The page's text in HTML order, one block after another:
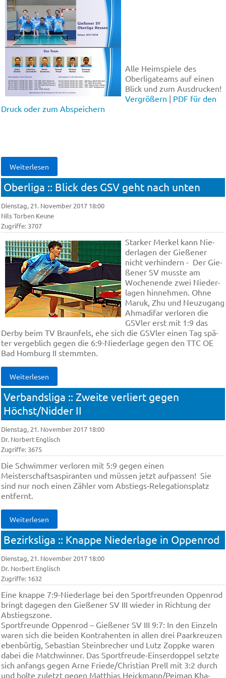
Alle Heimspiele des
Oberligateams auf einen
Blick und zum Ausdrucken!
Vergrößern | PDF für den
Druck oder zum Abspeichern
Weiterlesen
Oberliga :: Blick des GSV geht nach un­ten
Dienstag, 21. November 2017 18:00
Nils Torben Keune
Zugriffe: 3707
Star­ker Mer­kel kann Nie­
der­la­gen der Gie­ße­ner
nicht ver­hin­dern - Der Gie­
ße­ner SV muss­te am
Wochenende zwei Nie­der­
la­gen hin­neh­men. Oh­ne
Ma­ruk, Zhu und Neu­zu­gang
Ah­ma­di­far ver­lo­ren die
GSVler erst mit 1:9 das
Der­by beim TV Braun­fels, ehe sich die GSVler ei­nen Tag spä­
ter ver­geb­lich ge­gen die 6:9-Nie­der­la­ge ge­gen den TTC OE
Bad Hom­burg II stemm­ten.
Weiterlesen
Verbandsliga :: Zweite verliert gegen
Höchst/Nidder II
Dienstag, 21. November 2017 18:00
Dr. Norbert Englisch
Zugriffe: 3675
Die Schwim­mer ver­lo­ren mit 5:9 gegen einen
Meisterschaftsaspiranten und müs­sen jetzt auf­pas­sen! Sie
sind nur noch ei­nen Zäh­ler vom Ab­stiegs-Re­le­ga­ti­ons­platz
ent­fernt.
Weiterlesen
Bezirksliga :: Knappe Niederlage in Oppenrod
Dienstag, 21. November 2017 18:00
Dr. Norbert Englisch
Zugriffe: 1632
Eine knap­pe 7:9-Nie­der­la­ge bei den Sport­freun­den Op­pen­rod
bringt da­ge­gen den Gie­ße­ner SV III wie­der in Rich­tung der
Ab­stiegs­zo­ne.
Sport­freun­de Op­pen­rod – Gie­ße­ner SV III 9:7: In den Ein­zeln
wa­ren sich die bei­den Kon­tra­hen­ten in al­len drei Paar­kreu­zen
eben­bür­tig, Se­bas­ti­an Stein­bre­cher und Lutz Zopp­ke wa­ren
da­bei die Mat­chwin­ner. Das Sport­freu­de-Ein­ser­dop­pel setz­te
sich an­fangs ge­gen Ar­ne Frie­de/Chris­ti­an Prell mit 3:2 durch
und hol­te zu­letzt ge­gen Mat­thi­as Heick­mann/Pej­man Kha­